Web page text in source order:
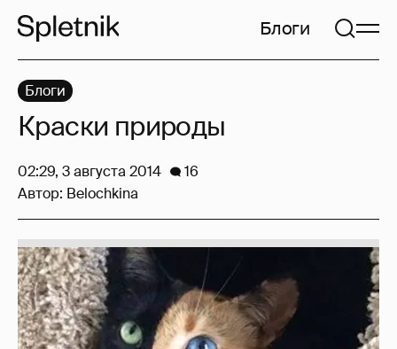
Блоги
Блоги
Краски природы
02:29, 3 августа 2014
16
Автор: Belochkina